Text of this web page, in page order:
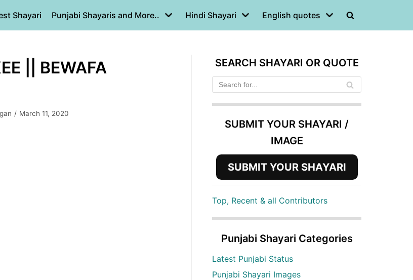
Shayari Punjabi Shayaris and More.. Hindi Shayari English quotes
|| BEWAFA
March 11, 2020
SEARCH SHAYARI OR QUOTE
SUBMIT YOUR SHAYARI /
IMAGE
SUBMIT YOUR SHAYARI
Top, Recent & all Contributors
Punjabi Shayari Categories
Latest Punjabi Status
Punjabi Shayari Images